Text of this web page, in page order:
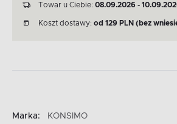
Towar u Ciebie: 08.09.2026 -
Koszt dostawy: od 129 PLN (bez
Marka:
KONSIMO